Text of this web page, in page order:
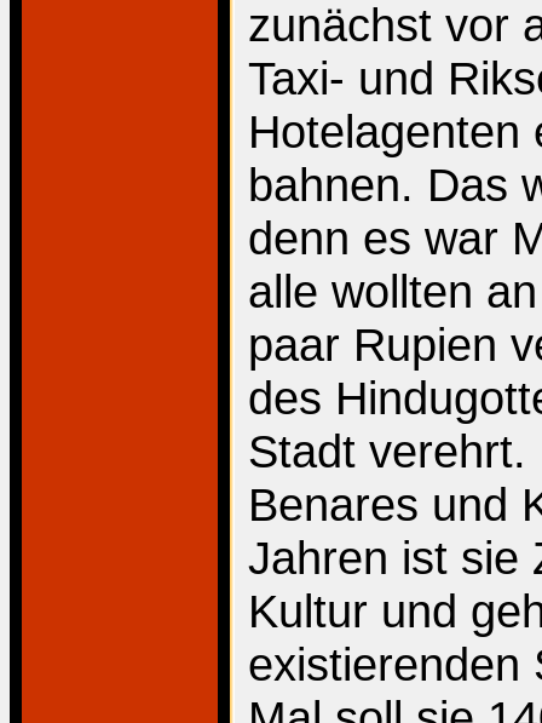
zunächst vor
Taxi- und
Hotelagenten
bahnen. Das
denn es war
alle wollten
paar Rupien
des
Stadt verehrt.
Benares und
Jahren ist sie
Kultur und
existierenden